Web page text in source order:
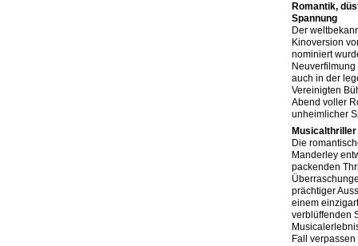
Romantik,
Spannung
Der
Kinoversion
nominiert
auch in der
Vereinigten
Abend voller
unheimlicher
Die
Manderley
packenden
prächtiger
einem
verblüffenden
Fall